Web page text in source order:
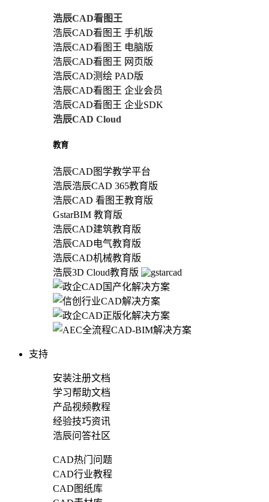
浩辰CAD看图王
浩辰CAD看图王 手机版
浩辰CAD看图王 电脑版
浩辰CAD看图王 网页版
浩辰CAD测绘 PAD版
浩辰CAD看图王 企业会员
浩辰CAD看图王 企业SDK
浩辰CAD Cloud
教育
浩辰CAD图学教学平台
浩辰浩辰CAD 365教育版
浩辰CAD 看图王教育版
GstarBIM 教育版
浩辰CAD建筑教育版
浩辰CAD电气教育版
浩辰CAD机械教育版
浩辰3D Cloud教育版
支持
安装注册文档
学习帮助文档
产品视频教程
经验技巧资讯
浩辰问答社区
CAD热门问题
CAD行业教程
CAD图纸库